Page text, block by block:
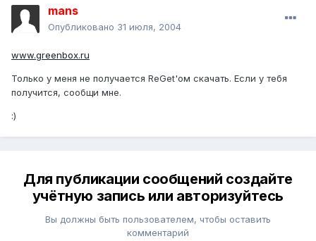
mans
Опубликовано 31 июля, 2004
www.greenbox.ru
Только у меня не получается ReGet'ом скачать. Если у тебя
получится, сообщи мне.
:)
Для публикации сообщений создайте
учётную запись или авторизуйтесь
Вы должны быть пользователем, чтобы оставить
комментарий